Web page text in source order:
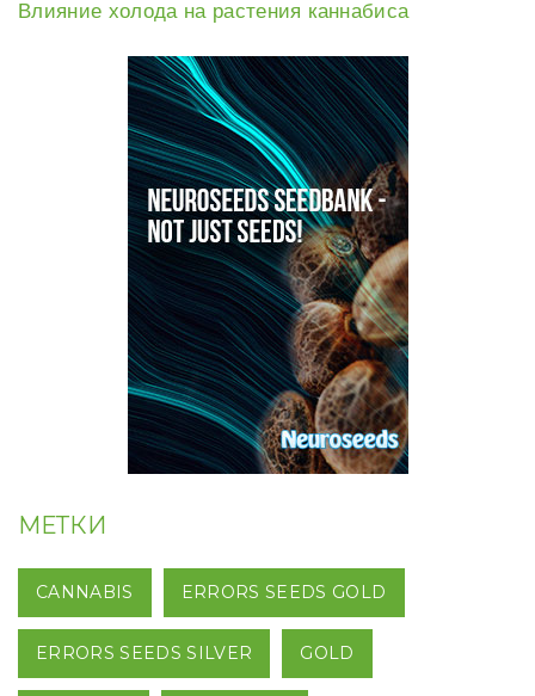
Влияние холода на растения каннабиса
МЕТКИ
CANNABIS ERRORS SEEDS GOLD
ERRORS SEEDS SILVER GOLD